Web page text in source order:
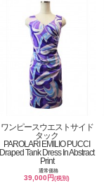
ワンピースウエストサイド
タック
PAROLARI EMILIO PUCCI
Draped Tank Dress In Abstract
Print
通常価格
39,000円(税別)